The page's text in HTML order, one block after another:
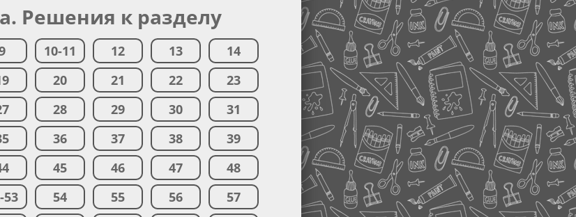
Решения к разделу
10-11 12 13
14
20 21 22
23
28 29 30
31
36 37 38
39
45 46 47
48
53 54 55 56
57